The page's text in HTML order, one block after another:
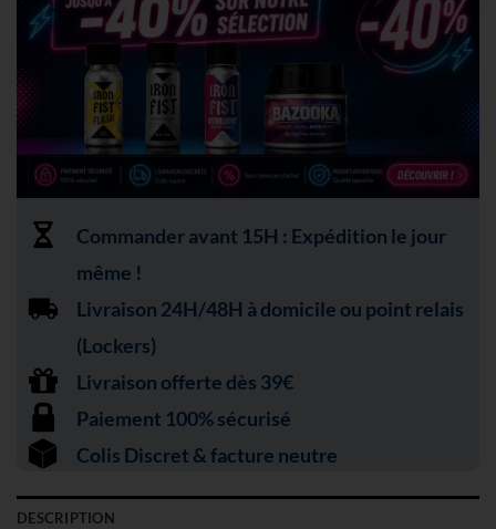
Commander avant 15H : Expédition le jour
même !
Livraison 24H/48H à domicile ou point relais
(Lockers)
Livraison offerte dès 39€
Paiement 100% sécurisé
Colis Discret & facture neutre
DESCRIPTION